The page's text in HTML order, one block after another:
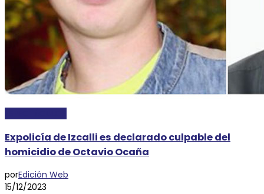
Expolicía de Izcalli es declarado culpable del
homicidio de Octavio Ocaña
porEdición Web
15/12/2023